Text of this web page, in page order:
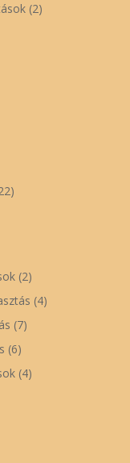
(2)
(2)
(4)
(7)
(6)
(4)